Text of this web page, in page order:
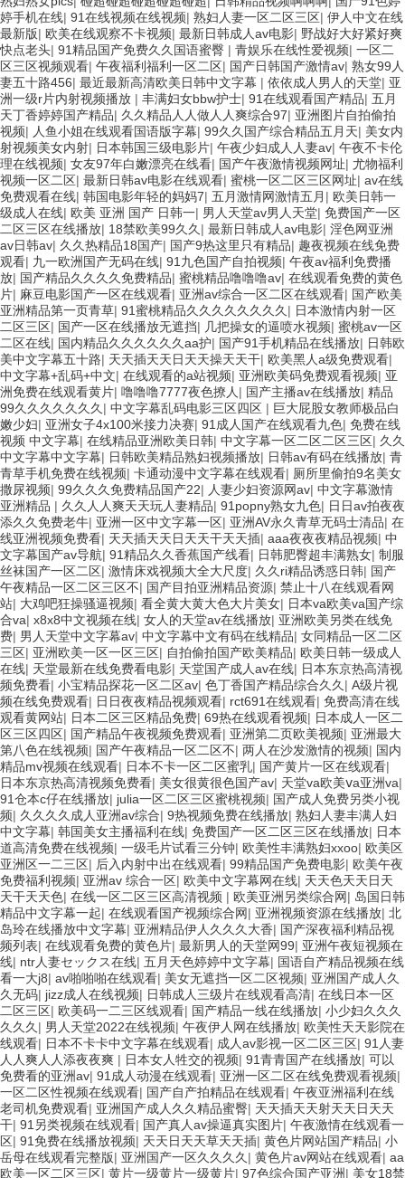
婷手机在线| 91在线视频在线视频| 熟妇人妻一区二区三区| 伊人中文在线
最新版| 欧美在线观察不卡视频| 最新日韩成人av电影| 野战好大好紧好爽
快点老头| 91精品国产免费久久国语蜜臀 | 青娱乐在线性爱视频| 一区二
区三区视频观看| 午夜福利福利一区二区| 国产日韩国产激情av| 熟女99人
妻五十路456| 最近最新高清欧美日韩中文字幕 | 依依成人男人的天堂| 亚
洲一级r片内射视频播放 | 丰满妇女bbw护士| 91在线观看国产精品| 五月
天丁香婷婷国产精品| 久久精品人人做人人爽综合97| 亚洲图片自拍偷拍
视频| 人鱼小姐在线观看国语版字幕| 99久久国产综合精品五月天| 美女内
射视频美女内射| 日本韩国三级电影片| 午夜少妇成人人妻av| 午夜不卡伦
理在线视频| 女友97年白嫩漂亮在线看| 国产午夜激情视频网址| 尤物福利
视频一区二区| 最新日韩av电影在线观看| 蜜桃一区二区三区网址| av在线
免费观看在线| 韩国电影年轻的妈妈7| 五月激情网激情五月 | 欧美日韩一
级成人在线| 欧美 亚洲 国产 日韩一| 男人天堂av男人天堂| 免费国产一区
二区三区在线播放| 18禁欧美99久久 | 最新日韩成人av电影| 淫色网亚洲
av日韩av| 久久热精品18国产| 国产9热这里只有精品| 趣夜视频在线免费
观看| 九一欧洲国产无码在线| 91九色国产自拍视频| 午夜av福利免费播
放| 国产精品久久久久免费精品| 蜜桃精品噜噜噜av| 在线观看免费的黄色
片| 麻豆电影国产一区在线观看| 亚洲av综合一区二区在线观看| 国产欧美
亚洲精品第一页青草| 91蜜桃精品久久久久久久久久 | 日本激情内射一区
二区三区| 国产一区在线播放无遮挡| 几把操女的逼喷水视频| 蜜桃av一区
二区在线| 国内精品久久久久久久aa护| 国产91手机精品在线播放| 日韩欧
美中文字幕五十路| 天天插天天日天天操天天干| 欧美黑人a级免费观看|
中文字幕+乱码+中文| 在线观看的a站视频| 亚洲欧美码免费观看视频| 亚
洲免费在线观看黄片| 噜噜噜7777夜色撩人 | 国产主播av在线播放| 精品
99久久久久久久久 | 中文字幕乱码电影三区四区 | 巨大屁股女教师极品白
嫩少妇| 亚洲女子4x100米接力决赛| 91成人国产在线观看九色| 免费在线
视频 中文字幕| 在线精品亚洲欧美日韩| 中文字幕一区二区二区三区| 久久
中文字幕中文字幕| 日韩欧美精品熟妇视频播放| 日韩av有码在线播放| 青
青草手机免费在线视频| 卡通动漫中文字幕在线观看| 厕所里偷拍9名美女
撒尿视频| 99久久久免费精品国产22| 人妻少妇资源网av| 中文字幕激情
亚洲精品 | 久久人人爽天天玩人妻精品| 91popny熟女九色| 日日av拍夜夜
添久久免费老牛| 亚洲一区中文字幕一区| 亚洲AV永久青草无码士清品| 在
线亚洲视频免费看| 天天插天天日天天干天天插| aaa夜夜夜精品视频| 中
文字幕国产av导航| 91精品久久香蕉国产线看| 日韩肥臀超丰满熟女| 制服
丝袜国产一区二区| 激情床戏视频大全大尺度| 久久ri精品诱惑日韩| 国产
午夜精品一区二区三区不| 国产目拍亚洲精品资源| 禁止十八在线观看网
站| 大鸡吧狂操骚逼视频| 看全黄大黄大色大片美女| 日本va欧美va国产综
合va| x8x8中文视频在线| 女人的天堂av在线播放| 亚洲欧美另类在线免
费| 男人天堂中文字幕av| 中文字幕中文有码在线精品| 女同精品一区二区
三区| 亚洲欧美一区一区三区| 自拍偷拍国产欧美精品| 欧美日韩一级成人
在线| 天堂最新在线免费看电影| 天堂国产成人av在线| 日本东京热高清视
频免费看| 小宝精品探花一区二区av| 色丁香国产精品综合久久 | A级片视
频在线免费观看| 日日夜夜精品视频观看| rct691在线观看| 免费高清在线
观看黄网站| 日本二区三区精品免费| 69热在线观看视频| 日本成人一区二
区三区四区| 国产精品午夜视频免费观看| 亚洲第二页欧美视频| 亚洲最大
第八色在线视频| 国产午夜精品一区二区不| 两人在沙发激情的视频| 国内
精品mv视频在线观看| 日本不卡一区二区蜜乳| 国产黄片一区在线观看|
日本东京热高清视频免费看| 美女很黄很色国产av| 天堂va欧美ⅴa亚洲va|
91仓本c仔在线播放| julia一区二区三区蜜桃视频| 国产成人免费另类小视
频| 久久久久成人亚洲av综合| 9热视频免费在线播放| 熟妇人妻丰满人妇
中文字幕| 韩国美女主播福利在线| 免费国产一区二区三区在线播放| 日本
道高清免费在线视频| 一级毛片试看三分钟| 欧美性丰满熟妇xxoo| 欧美区
亚洲区一二三区| 后入内射中出在线观看| 99精品国产免费电影| 欧美午夜
免费福利视频| 亚洲av 综合一区| 欧美中文字幕网在线| 天天色天天日天
天干天天色| 在线一区二区三区高清视频 | 欧美亚洲另类综合网| 岛国日韩
精品中文字幕一起| 在线观看国产视频综合网| 亚洲视频资源在线播放| 北
岛玲在线播放中文字幕| 亚洲精品伊人久久久大香| 国产深夜福利精品视
频列表| 在线观看免费的黄色片| 最新男人的天堂网99| 亚洲午夜短视频在
线| ntr人妻セックス在线| 五月天色婷婷中文字幕| 国语自产精品视频在线
看一大j8| av啪啪啪在线观看| 美女无遮挡一区二区视频| 亚洲国产成人久
久无码| jizz成人在线视频| 日韩成人三级片在线观看高清| 在线日本一区
二区三区| 欧美码一二三区线观看| 国产精品一线在线播放| 小少妇久久久
久久久 | 男人天堂2022在线视频| 午夜伊人网在线播放| 欧美性天天影院在
线观看| 日本不卡卡中文字幕在线观看| 成人av影视一区二区三区| 91人妻
人人爽人人添夜夜爽 | 日本女人牲交的视频| 91青青国产在线播放| 可以
免费看的亚洲av| 91成人动漫在线观看| 亚洲一区二区在线免费观看视频|
一区二区性视频在线观看| 国产自产拍精品在线观看| 午夜亚洲福利在线
老司机免费观看| 亚洲国产成人久久精品蜜臀| 天天插天天射天天日天天
干| 91另类视频在线观看| 国产真人av操逼真实图片| 午夜激情在线观看一
区| 91免费在线播放视频| 天天日天天草天天插| 黄色片网站国产精品| 小
岳母在线观看完整版| 亚洲国产一区久久久久 | 黄色片av网站在线观看| aa
欧美一区二区三区| 黄片一级黄片一级黄片| 97色综合国产亚洲| 美女18禁